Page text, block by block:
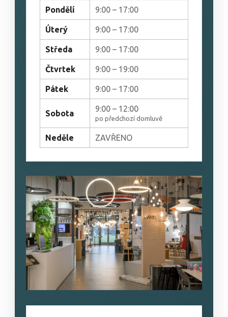
Pondělí 9:00 – 17:00
Úterý 9:00 – 17:00
Středa 9:00 – 17:00
Čtvrtek 9:00 – 19:00
Pátek 9:00 – 17:00
Sobota 9:00 – 12:00
po předchozí domluvě
Neděle ZAVŘENO